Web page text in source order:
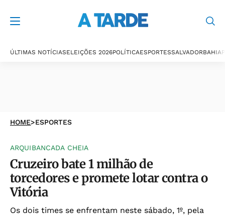
ÚLTIMAS NOTÍCIASELEIÇÕES 2026POLÍTICAESPORTESSALVADORBAHIA
HOME>ESPORTES
ARQUIBANCADA CHEIA
Cruzeiro bate 1 milhão de
torcedores e promete lotar contra o
Vitória
Os dois times se enfrentam neste sábado, 1º, pela